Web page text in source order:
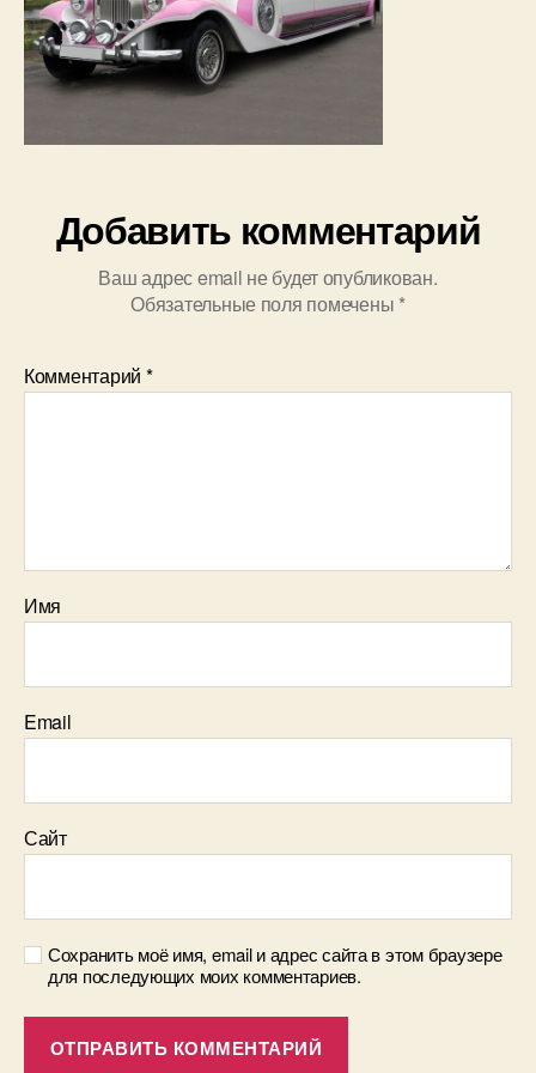
Добавить комментарий
Ваш адрес email не будет опубликован.
Обязательные поля помечены *
Комментарий *
Имя
Email
Сайт
Сохранить моё имя, email и адрес сайта в этом браузере
для последующих моих комментариев.